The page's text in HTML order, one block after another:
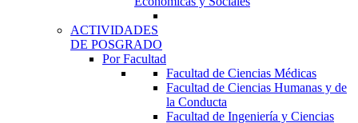
ACTIVIDADES
DE POSGRADO
Por Facultad
Facultad de Ciencias Médicas
Facultad de Ciencias Humanas y de
la Conducta
Facultad de Ingeniería y Ciencias